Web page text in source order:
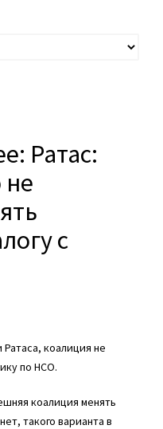
Ратас:
не
с
коалиция не
по НСО.
коалиция менять
такого варианта в